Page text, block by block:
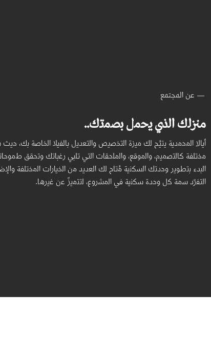
عن المجتمع
منزﻟك اﻟذي ﯾﺣﻣل ﺑﺻﻣﺗك..
أيالا اﻟﻣﺣﻣدﯾﺔ ﯾﺗﯾُﺢ ﻟك ﻣﯾزة اﻟﺗﺧﺻﯾص واﻟﺗﻌدﯾل ﺑﺎﻟﻔﯾﻼ اﻟﺧﺎﺻﺔ ﺑك،
ﻣﺧﺗﻠﻔﺔ ﻛﺎﻟﺗﺻﻣﯾم، واﻟﻣوﻗﻊ، واﻟﻣﻠﺣﻘﺎت اﻟﺗﻲ ﺗﻠﺑﻲ رﻏﺑﺎﺗك وﺗﺣﻘﻖ
اﻟﺑدء ﺑﺗطوﯾر وﺣدﺗك اﻟﺳﻛﻧﯾﺔ ﻣُﺗﺎح ﻟك اﻟﻌدﯾد ﻣن اﻟﺧﯾﺎرات اﻟﻣﺧﺗﻠﻔﺔ
اﻟﺗﻔرّد ﺳﻣﺔ ﻛل وﺣدة ﺳﻛﻧﯾﺔ ﻓﻲ اﻟﻣﺷروع، ﻟﺗﺗﻣﯾزّ ﻋن ﻏﯾرھﺎ.